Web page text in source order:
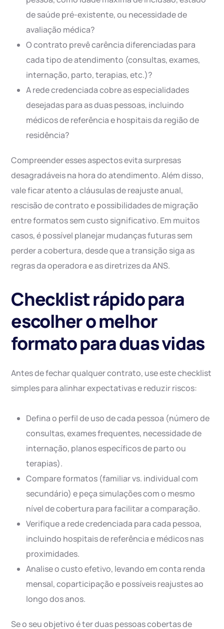
de saúde pré-existente, ou necessidade de
avaliação médica?
O contrato prevê carência diferenciadas para
cada tipo de atendimento (consultas, exames,
internação, parto, terapias, etc.)?
A rede credenciada cobre as especialidades
desejadas para as duas pessoas, incluindo
médicos de referência e hospitais da região de
residência?
Compreender esses aspectos evita surpresas
desagradáveis na hora do atendimento. Além disso,
vale ficar atento a cláusulas de reajuste anual,
rescisão de contrato e possibilidades de migração
entre formatos sem custo significativo. Em muitos
casos, é possível planejar mudanças futuras sem
perder a cobertura, desde que a transição siga as
regras da operadora e as diretrizes da ANS.
Checklist rápido para
escolher o melhor
formato para duas vidas
Antes de fechar qualquer contrato, use este checklist
simples para alinhar expectativas e reduzir riscos:
Defina o perfil de uso de cada pessoa (número de
consultas, exames frequentes, necessidade de
internação, planos específicos de parto ou
terapias).
Compare formatos (familiar vs. individual com
secundário) e peça simulações com o mesmo
nível de cobertura para facilitar a comparação.
Verifique a rede credenciada para cada pessoa,
incluindo hospitais de referência e médicos nas
proximidades.
Analise o custo efetivo, levando em conta renda
mensal, coparticipação e possíveis reajustes ao
longo dos anos.
Se o seu objetivo é ter duas pessoas cobertas de